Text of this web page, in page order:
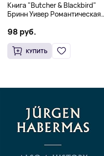
Книга "Butcher & Blackbird"
Бринн Уивер Романтическая
(18+)
98 руб.
КУПИТЬ